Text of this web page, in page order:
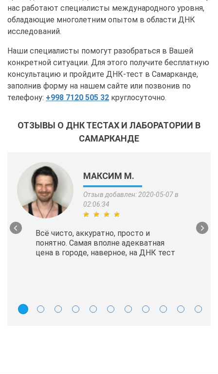
нас работают специалисты международного уровня,
обладающие многолетним опытом в области ДНК
исследований.
Наши специалисты помогут разобраться в Вашей
конкретной ситуации. Для этого получите бесплатную
консультацию и пройдите ДНК-тест в Самарканде,
заполнив форму на нашем сайте или позвонив по
телефону: +998 7120 505 32 круглосуточно.
ОТЗЫВЫ О ДНК ТЕСТАХ И ЛАБОРАТОРИИ В
САМАРКАНДЕ
МАКСИМ М.
Отзыв добавлен: 2020-05-07 в
02:06:34
Всё чисто, аккуратно, просто и
понятно. Самая вполне адекватная
цена в городе, наверное, на ДНК тест